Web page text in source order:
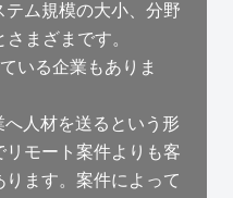
テム規模の大小、分野
まざまです。
いる企業もありま
人材を送るという形
モート案件よりも客
ます。案件によって